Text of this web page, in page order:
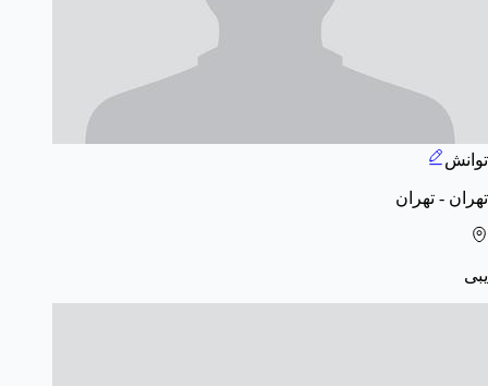
توانش
تهران - تهران
یبی